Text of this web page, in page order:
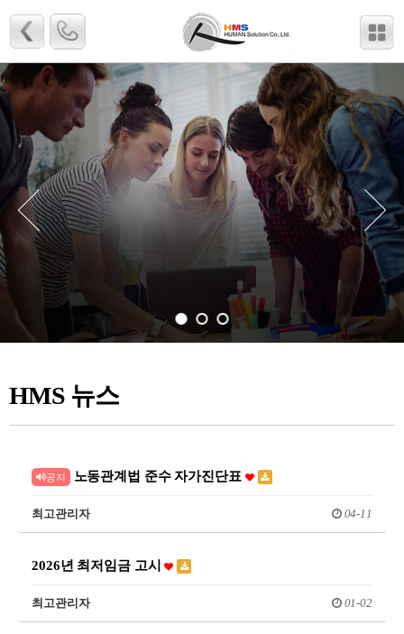
HMS 뉴스
공지 노동관계법 준수 자가진단표
최고관리자 04-11
2026년 최저임금 고시
최고관리자 01-02